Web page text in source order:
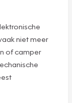
niet meer
of camper